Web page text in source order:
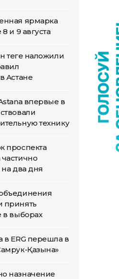
ярмарка
и 9 августа
наложили
Астане
впервые в
технику
проспекта
на два дня
принять
в выборах
в ERG перешла в
Қазына»
назначение